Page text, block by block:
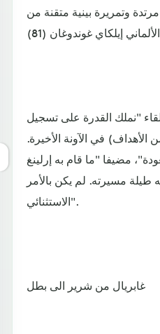
وتمريرة بينية متقنة من
"نملك القدرة على تسجيل
الأهداف) في الآونة الأخيرة.
مضيفا "ما قام به إرلينغ
طيلة مسيرته. لم يكن بالأمر
الاستثنائي".
غابريال من شرير الى بطل